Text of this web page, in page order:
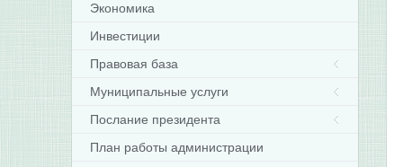
Экономика
Инвестиции
Правовая база
Муниципальные услуги
Послание президента
План работы администрации